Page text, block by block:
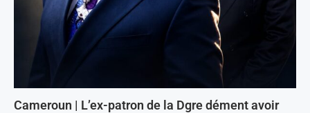
Cameroun | L’ex-patron de la Dgre dément avoir